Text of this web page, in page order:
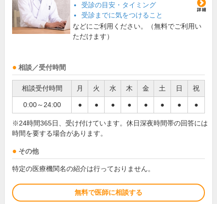
受診の目安・タイミング
受診までに気をつけること
などにご利用ください。（無料でご利用い
ただけます）
相談／受付時間
相談受付時間 月 火 水 木 金 土 日 祝
0:00～24:00 ● ● ● ● ● ● ● ●
※24時間365日、受け付けています。休日深夜時間帯の回答には
時間を要する場合があります。
その他
特定の医療機関名の紹介は行っておりません。
無料で医師に相談する